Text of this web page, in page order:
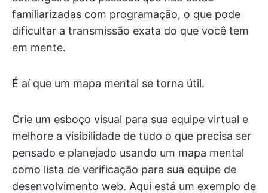
familiarizadas com programação, o que pode
dificultar a transmissão exata do que você tem
em mente.
É aí que um mapa mental se torna útil.
Crie um esboço visual para sua equipe virtual e
melhore a visibilidade de tudo o que precisa ser
pensado e planejado usando um mapa mental
como lista de verificação para sua equipe de
desenvolvimento web. Aqui está um exemplo de